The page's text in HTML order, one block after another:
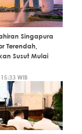
Singapura
Terendah,
Susut Mulai
WIB